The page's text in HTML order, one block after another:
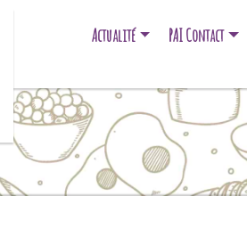
Actualité PAI Contact